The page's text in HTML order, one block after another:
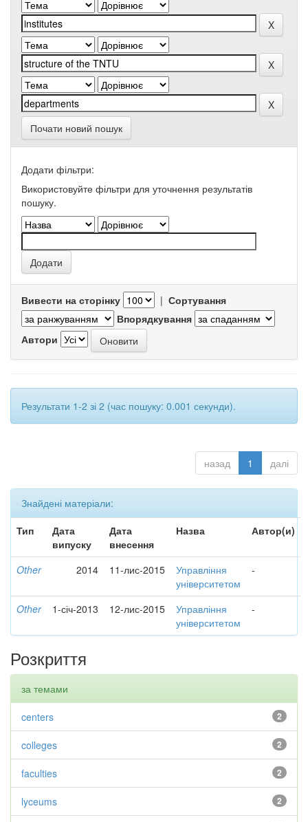
Почати новий пошук
Додати фільтри:
Використовуйте фільтри для уточнення результатів
пошуку.
Вивести на сторінку | Сортування
Впорядкування
Автори
Результати 1-2 зі 2 (час пошуку: 0.001 секунди).
назад 1 далі
Знайдені матеріали:
Тип
Дата
випуску
Дата
внесення
Назва Автор(и)
Other 2014 11-лис-2015
Управління
університетом
-
Other 1-січ-2013 12-лис-2015
Управління
університетом
-
Розкриття
за темами
2
centers
2
colleges
2
faculties
2
lyceums